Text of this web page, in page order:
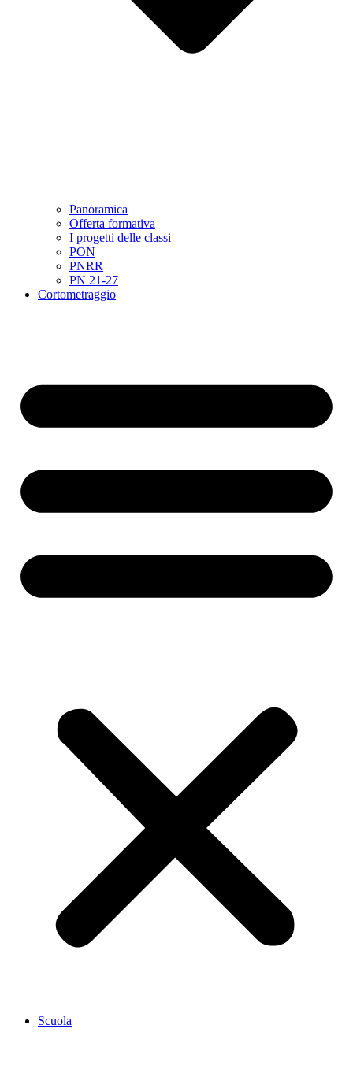
Panoramica
Offerta formativa
I progetti delle classi
PON
PNRR
PN 21-27
Cortometraggio
Scuola